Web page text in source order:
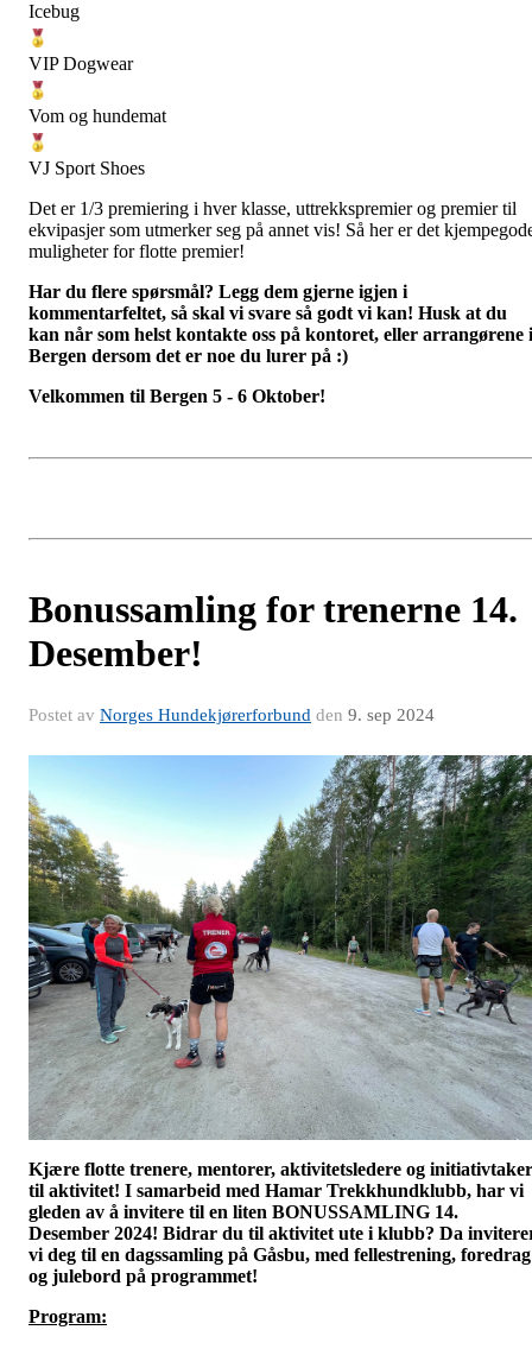
Icebug
VIP Dogwear
Vom og hundemat
VJ Sport Shoes
Det er 1/3 premiering i hver klasse, uttrekkspremier og premier til
ekvipasjer som utmerker seg på annet vis! Så her er det
muligheter for flotte premier!
Har du flere spørsmål? Legg dem gjerne igjen i
kommentarfeltet, så skal vi svare så godt vi kan! Husk at du
kan når som helst kontakte oss på kontoret, eller arrangørene i
Bergen dersom det er noe du lurer på :)
Velkommen til Bergen 5 - 6 Oktober!
Bonussamling for trenerne 14.
Desember!
Postet av Norges Hundekjørerforbund den 9. sep 2024
Kjære flotte trenere, mentorer, aktivitetsledere og
til aktivitet! I samarbeid med Hamar Trekkhundklubb, har vi
gleden av å invitere til en liten BONUSSAMLING 14.
Desember 2024! Bidrar du til aktivitet ute i klubb? Da
vi deg til en dagssamling på Gåsbu, med fellestrening, foredrag
og julebord på programmet!
Program: